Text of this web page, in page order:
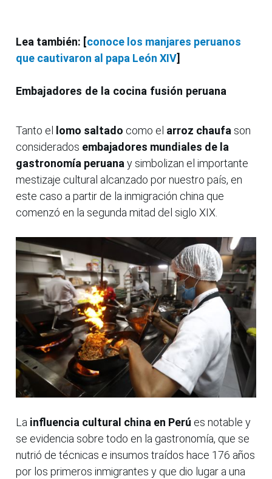
Lea también: [conoce los manjares peruanos
que cautivaron al papa León XIV]
Embajadores de la cocina fusión peruana
Tanto el lomo saltado como el arroz chaufa son
considerados embajadores mundiales de la
gastronomía peruanay simbolizan el importante
mestizaje cultural alcanzado por nuestro país, en
este caso a partir de la inmigración china que
comenzó en la segunda mitad del siglo XIX.
La influencia cultural china en Perú es notable y
se evidencia sobre todo en la gastronomía, que se
nutrió de técnicas e insumos traídos hace 176 años
por los primeros inmigrantes y que dio lugar a una